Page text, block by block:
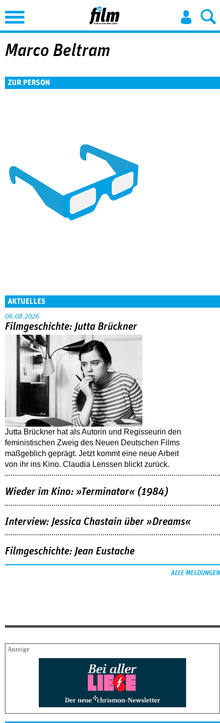
Jump to Navigation
Marco Beltram
ZUR PERSON
AKTUELLES
06.08.2026
Filmgeschichte: Jutta Brückner
Jutta Brückner hat als Autorin und Regisseurin den
feministischen Zweig des Neuen Deutschen Films
maßgeblich geprägt. Jetzt kommt eine neue Arbeit
von ihr ins Kino. Claudia Lenssen blickt zurück.
Wieder im Kino: »Terminator« (1984)
Interview: Jessica Chastain über »Dreams«
Filmgeschichte: Jean Eustache
ALLE MELDUNGEN